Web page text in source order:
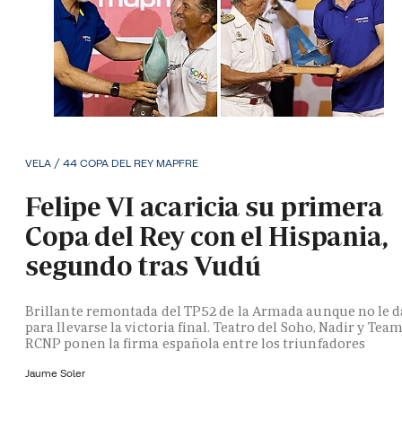
VELA / 44 COPA DEL REY MAPFRE
Felipe VI acaricia su primera
Copa del Rey con el Hispania,
segundo tras Vudú
Brillante remontada del TP52 de la Armada aunque no le
para llevarse la victoria final. Teatro del Soho, Nadir y Team
RCNP ponen la firma española entre los triunfadores
Jaume Soler